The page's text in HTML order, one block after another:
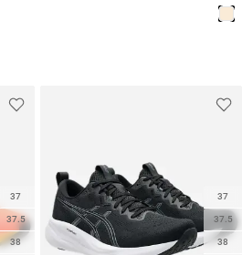
37
37.5
38
37
37.5
38